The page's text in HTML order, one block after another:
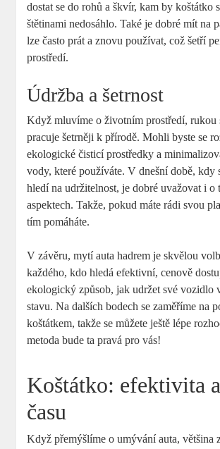
dostat se do rohů a škvír, kam by koštátko
štětinami nedosáhlo. Také je dobré mít na
lze často prát a znovu používat, což šetří
prostředí.
Údržba a šetrnost
Když mluvíme o životním prostředí, rukou
pracuje šetrněji k přírodě. Mohli byste se
ekologické čisticí prostředky a
vody, které používáte. V dnešní době, kdy
hledí na udržitelnost, je dobré uvažovat i o
aspektech. Takže, pokud máte rádi svou
tím pomáháte.
V závěru, mytí auta hadrem je skvělou
každého, kdo hledá efektivní, cenově
ekologický způsob, jak udržet své vozidlo
stavu. Na dalších bodech se zaměříme na
koštátkem, takže se můžete ještě lépe
metoda bude ta pravá pro vás!
Koštátko: efektivita
času
Když přemýšlíme o umývání auta, většina